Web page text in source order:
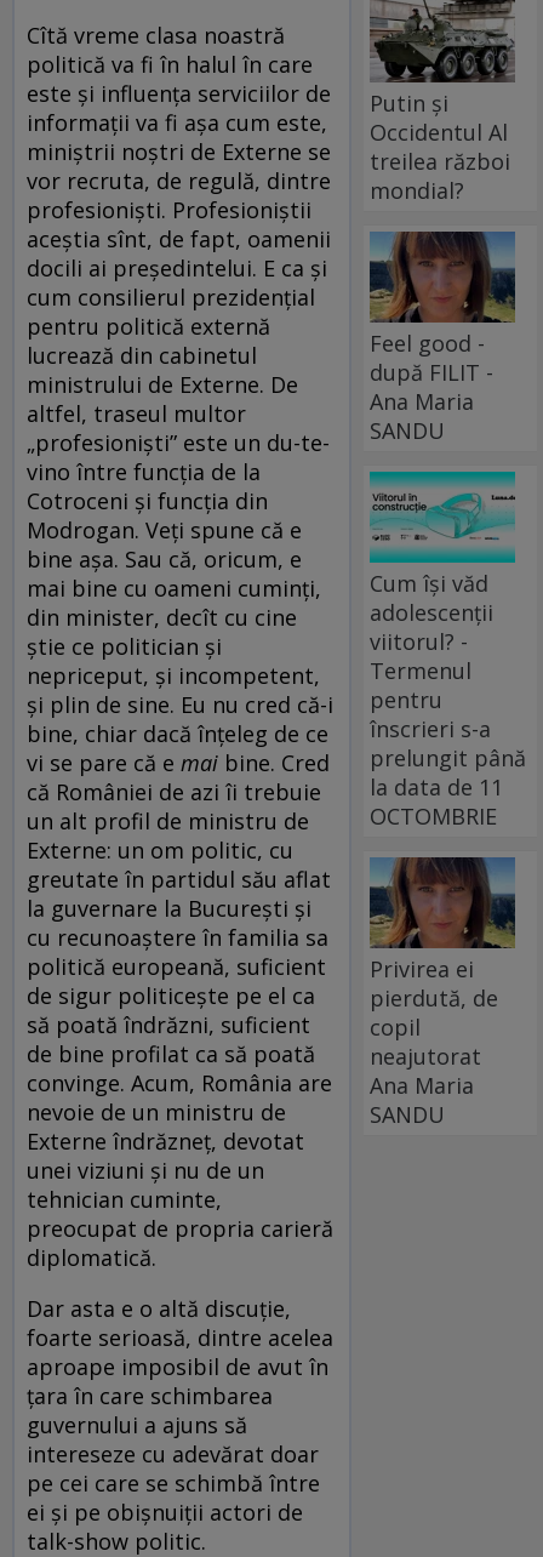
Cîtă vreme clasa noastră
politică va fi în halul în care
este și influența serviciilor de
informații va fi așa cum este,
miniștrii noștri de Externe se
vor recruta, de regulă, dintre
profesioniști. Profesioniștii
aceștia sînt, de fapt, oamenii
docili ai președintelui. E ca și
cum consilierul prezidențial
pentru politică externă
lucrează din cabinetul
ministrului de Externe. De
altfel, traseul multor
„profesioniști” este un du-te-
vino între funcția de la
Cotroceni și funcția din
Modrogan. Veți spune că e
bine așa. Sau că, oricum, e
mai bine cu oameni cuminți,
din minister, decît cu cine
știe ce politician și
nepriceput, și incompetent,
și plin de sine. Eu nu cred că-i
bine, chiar dacă înțeleg de ce
vi se pare că e mai bine. Cred
că României de azi îi trebuie
un alt profil de ministru de
Externe: un om politic, cu
greutate în partidul său aflat
la guvernare la București și
cu recunoaștere în familia sa
politică europeană, suficient
de sigur politicește pe el ca
să poată îndrăzni, suficient
de bine profilat ca să poată
convinge. Acum, România are
nevoie de un ministru de
Externe îndrăzneț, devotat
unei viziuni și nu de un
tehnician cuminte,
preocupat de propria carieră
diplomatică.
Dar asta e o altă discuție,
foarte serioasă, dintre acelea
aproape imposibil de avut în
țara în care schimbarea
guvernului a ajuns să
intereseze cu adevărat doar
pe cei care se schimbă între
ei și pe obișnuiții actori de
talk-show politic.
Putin și
Occidentul Al
treilea război
mondial?
Feel good -
după FILIT -
Ana Maria
SANDU
Cum își văd
adolescenții
viitorul? -
Termenul
pentru
înscrieri s-a
prelungit până
la data de 11
OCTOMBRIE
Privirea ei
pierdută, de
copil
neajutorat
Ana Maria
SANDU